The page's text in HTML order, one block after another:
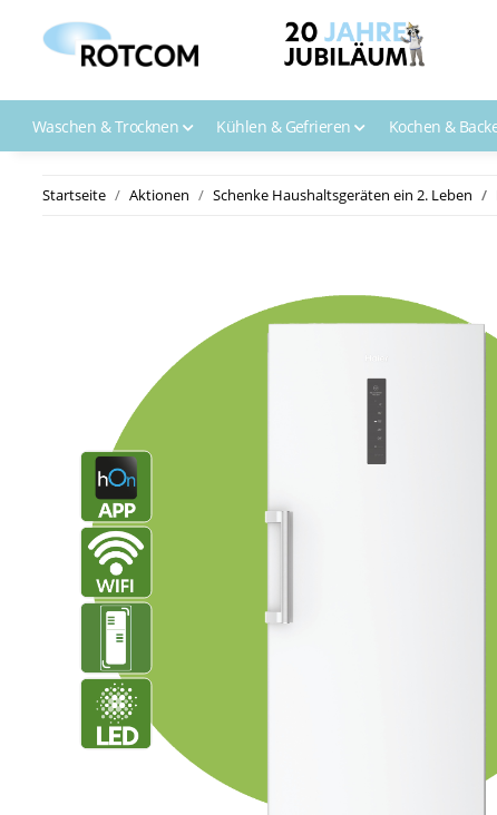
Waschen & Trocknen Kühlen & Gefrieren Kochen &
Startseite Aktionen Schenke Haushaltsgeräten ein 2. Leben